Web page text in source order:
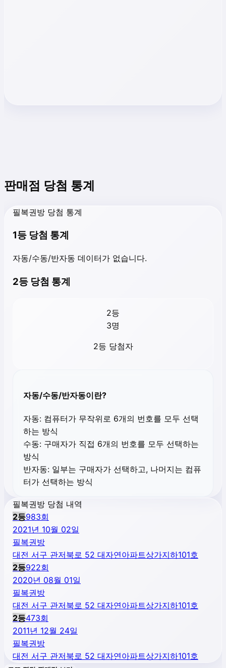
판매점 당첨 통계
필복권방 당첨 통계
1등 당첨 통계
자동/수동/반자동 데이터가 없습니다.
2등 당첨 통계
2등
3명
2등 당첨자
자동/수동/반자동이란?
자동: 컴퓨터가 무작위로 6개의 번호를 모두 선택
하는 방식
수동: 구매자가 직접 6개의 번호를 모두 선택하는
방식
반자동: 일부는 구매자가 선택하고, 나머지는 컴퓨
터가 선택하는 방식
필복권방 당첨 내역
2등983회
2021년 10월 02일
필복권방
대전 서구 관저북로 52 대자연아파트상가지하101호
2등922회
2020년 08월 01일
필복권방
대전 서구 관저북로 52 대자연아파트상가지하101호
2등473회
2011년 12월 24일
필복권방
대전 서구 관저북로 52 대자연아파트상가지하101호